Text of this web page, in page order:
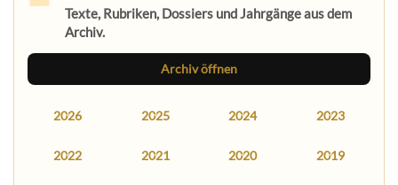
Texte, Rubriken, Dossiers und Jahrgänge aus dem
Archiv.
Archiv öffnen
2026 2025 2024 2023
2022 2021 2020 2019